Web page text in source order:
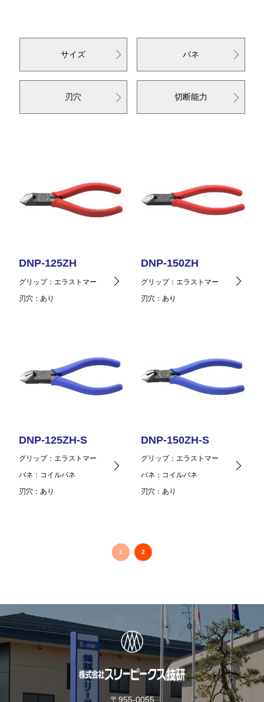
サイズ バネ
刃穴 切断能力
DNP-125ZH
グリップ
エラストマー
刃穴
あり
DNP-150ZH
グリップ
エラストマー
刃穴
あり
DNP-125ZH-S
グリップ
エラストマー
バネ
コイルバネ
刃穴
あり
DNP-150ZH-S
グリップ
エラストマー
バネ
コイルバネ
刃穴
あり
1 2
〒955-0055